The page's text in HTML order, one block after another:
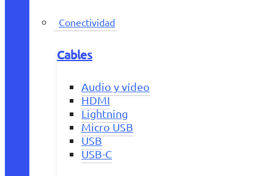
Conectividad
Cables
Audio y vídeo
HDMI
Lightning
Micro USB
USB
USB-C